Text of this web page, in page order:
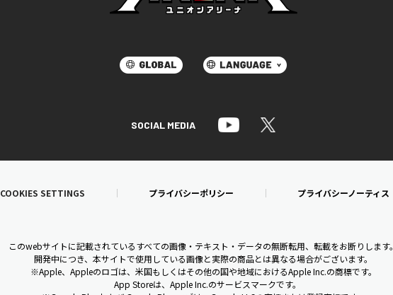
SOCIAL MEDIA
COOKIES SETTINGS プライバシーポリシー プライバシーノーティス
このwebサイトに記載されているすべての画像・テキスト・データの無断転用、転載をお断りします。
開発中につき、本サイトで使用している画像と実際の商品とは異なる場合がございます。
※Apple、Appleのロゴは、米国もしくはその他の国や地域におけるApple Inc.の商標です。
App Storeは、Apple Inc.のサービスマークです。